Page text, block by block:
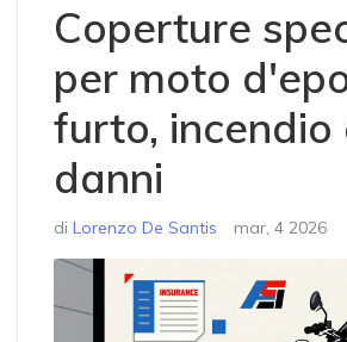
Coperture
per moto
furto, incendio
danni
di Lorenzo De Santis mar, 4 2026